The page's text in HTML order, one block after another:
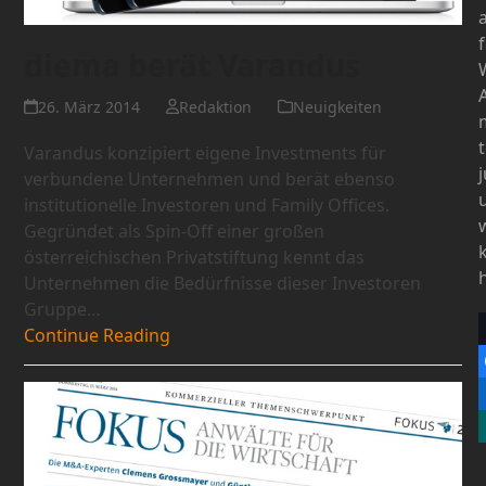
26. März 2014 Redaktion Neuigkeiten
Varandus konzipiert eigene Investments für
verbundene Unternehmen und berät ebenso
institutionelle Investoren und Family Offices.
Gegründet als Spin-Off einer großen
österreichischen Privatstiftung kennt das
Unternehmen die Bedürfnisse dieser Investoren
Gruppe…
Continue Reading